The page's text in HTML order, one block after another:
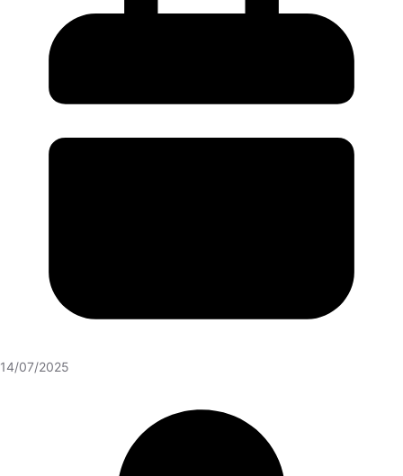
14/07/2025